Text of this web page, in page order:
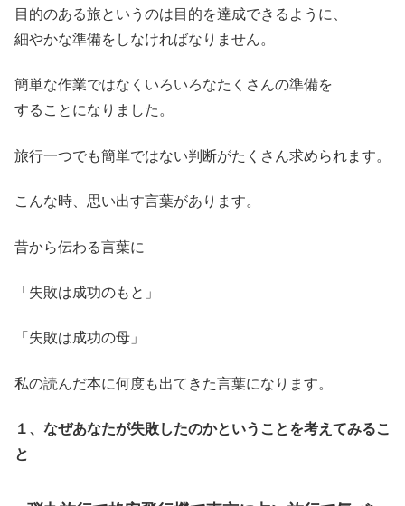
目的のある旅というのは目的を達成できるように、
細やかな準備をしなければなりません。
簡単な作業ではなくいろいろなたくさんの準備を
することになりました。
旅行一つでも簡単ではない判断がたくさん求められます。
こんな時、思い出す言葉があります。
昔から伝わる言葉に
「失敗は成功のもと」
「失敗は成功の母」
私の読んだ本に何度も出てきた言葉になります。
１、なぜあなたが失敗したのかということを考えてみるこ
と